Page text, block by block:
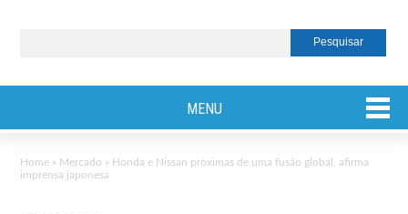
MENU
Home » Mercado » Honda e Nissan próximas de uma fusão global, afirma
imprensa japonesa